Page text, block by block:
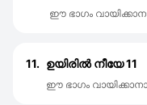
ഈ ഭാഗം
11. ഉയിരിൽ നീയേ 11
ഈ ഭാഗം